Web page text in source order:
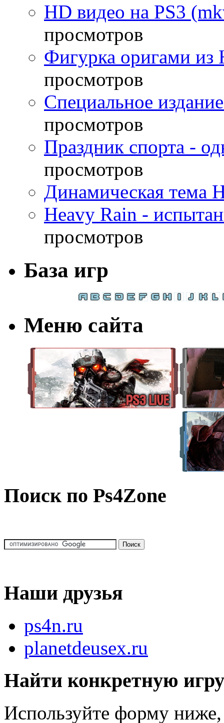
HD видео на PS3
просмотров
Фигурка оригами из
просмотров
Специальное
просмотров
Праздник спорта -
просмотров
Динамическая тема
Heavy Rain -
просмотров
База игр
Меню сайта
Поиск по Ps4Zone
Наши друзья
ps4n.ru
planetdeusex.ru
Найти конкретную
Используйте форму